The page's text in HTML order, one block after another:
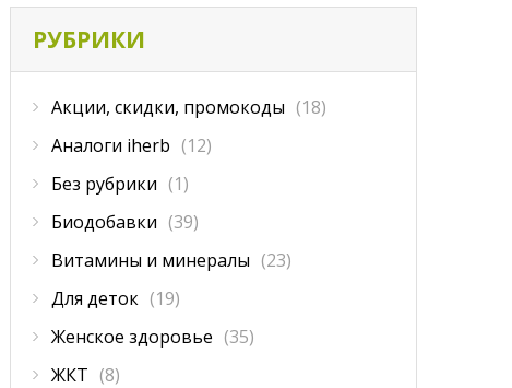
РУБРИКИ
Акции, скидки, промокоды (18)
Аналоги iherb (12)
Без рубрики (1)
Биодобавки (39)
Витамины и минералы (23)
Для деток (19)
Женское здоровье (35)
ЖКТ (8)